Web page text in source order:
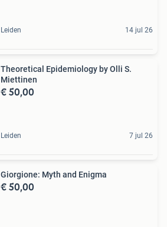
Leiden 14 jul 26
Theoretical Epidemiology by Olli S.
Miettinen
€ 50,00
Leiden 7 jul 26
Giorgione: Myth and Enigma
€ 50,00